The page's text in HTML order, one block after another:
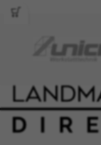
Humusdünger oder Torf
Hackmesser mit einem
von 34 cm arbeiten 75